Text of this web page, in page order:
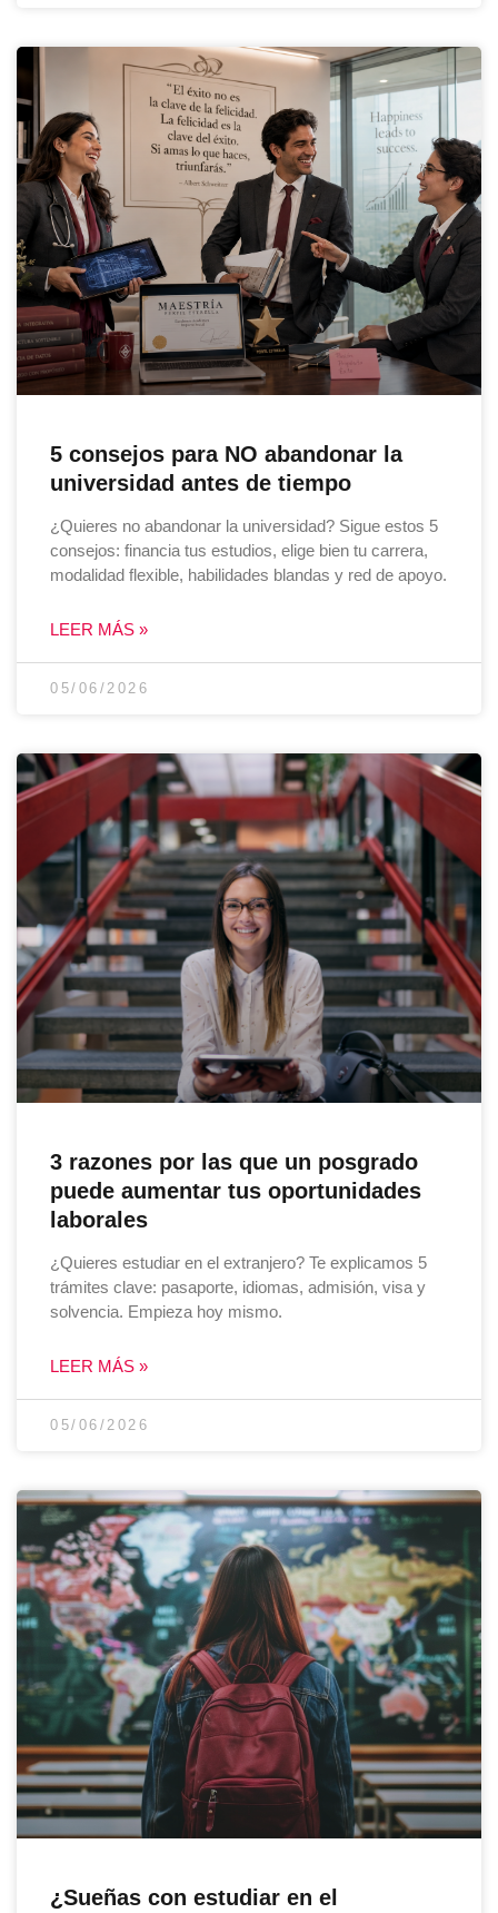
5 consejos para NO abandonar la
universidad antes de tiempo
¿Quieres no abandonar la universidad? Sigue estos 5
consejos: financia tus estudios, elige bien tu carrera,
modalidad flexible, habilidades blandas y red de apoyo.
LEER MÁS »
05/06/2026
3 razones por las que un posgrado
puede aumentar tus oportunidades
laborales
¿Quieres estudiar en el extranjero? Te explicamos 5
trámites clave: pasaporte, idiomas, admisión, visa y
solvencia. Empieza hoy mismo.
LEER MÁS »
05/06/2026
¿Sueñas con estudiar en el